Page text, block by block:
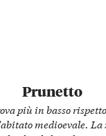
Prunetto
più in basso
medioevale.